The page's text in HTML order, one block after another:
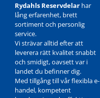
Rydahls Reservdelar har
lång erfarenhet, brett
sortiment och personlig
service.
Vi strävar alltid efter att
leverera rätt kvalitet snabbt
och smidigt, oavsett var i
landet du befinner dig.
Med tillgång till vår flexibla e-
handel, kompetent